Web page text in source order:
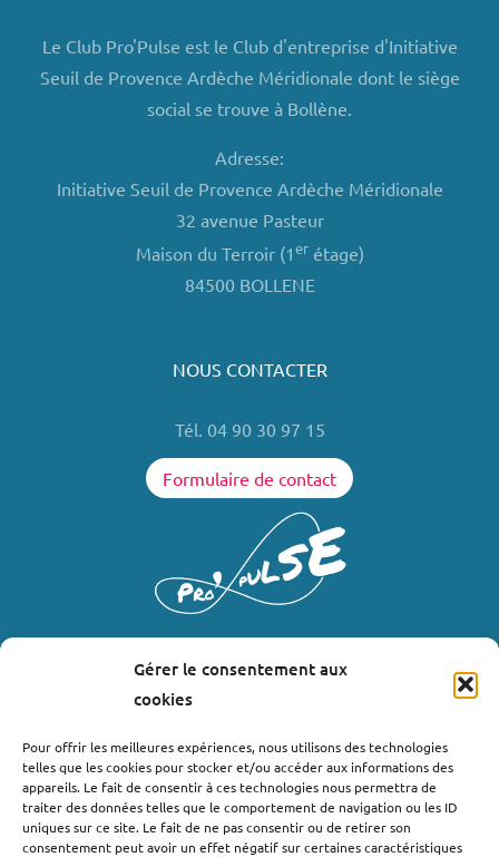
Gérer le consentement aux
cookies
Pour offrir les meilleures expériences, nous utilisons des technologies
telles que les cookies pour stocker et/ou accéder aux informations des
appareils. Le fait de consentir à ces technologies nous permettra de
traiter des données telles que le comportement de navigation ou les ID
uniques sur ce site. Le fait de ne pas consentir ou de retirer son
consentement peut avoir un effet négatif sur certaines caractéristiques
Le Club Pro'Pulse est le Club d'entreprise d'Initiative
Seuil de Provence Ardèche Méridionale dont le siège
social se trouve à Bollène.
Adresse:
Initiative Seuil de Provence Ardèche Méridionale
32 avenue Pasteur
Maison du Terroir (1erétage)
84500 BOLLENE
NOUS CONTACTER
Tél. 04 90 30 97 15
Formulaire de contact
Où nous trouver ?
Bollène
Nyons
Valréas